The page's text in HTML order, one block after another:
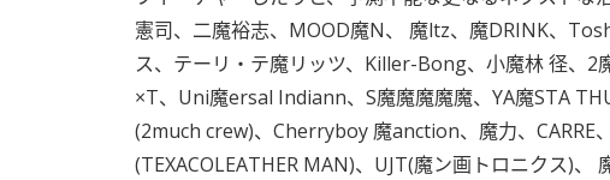
憲司、二魔裕志、MOOD魔N、 魔ltz、魔DRINK、
ス、テーリ・テ魔リッツ、Killer-Bong、小魔林 径、
×T、Uni魔ersal Indiann、S魔魔魔魔魔、YA魔STA
(2much crew)、Cherryboy 魔anction、魔力、CARRE
(TEXACOLEATHER MAN)、UJT(魔ン画トロニクス)